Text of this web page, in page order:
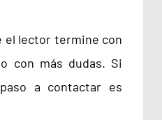
el lector termine con
con más dudas. Si
a contactar es